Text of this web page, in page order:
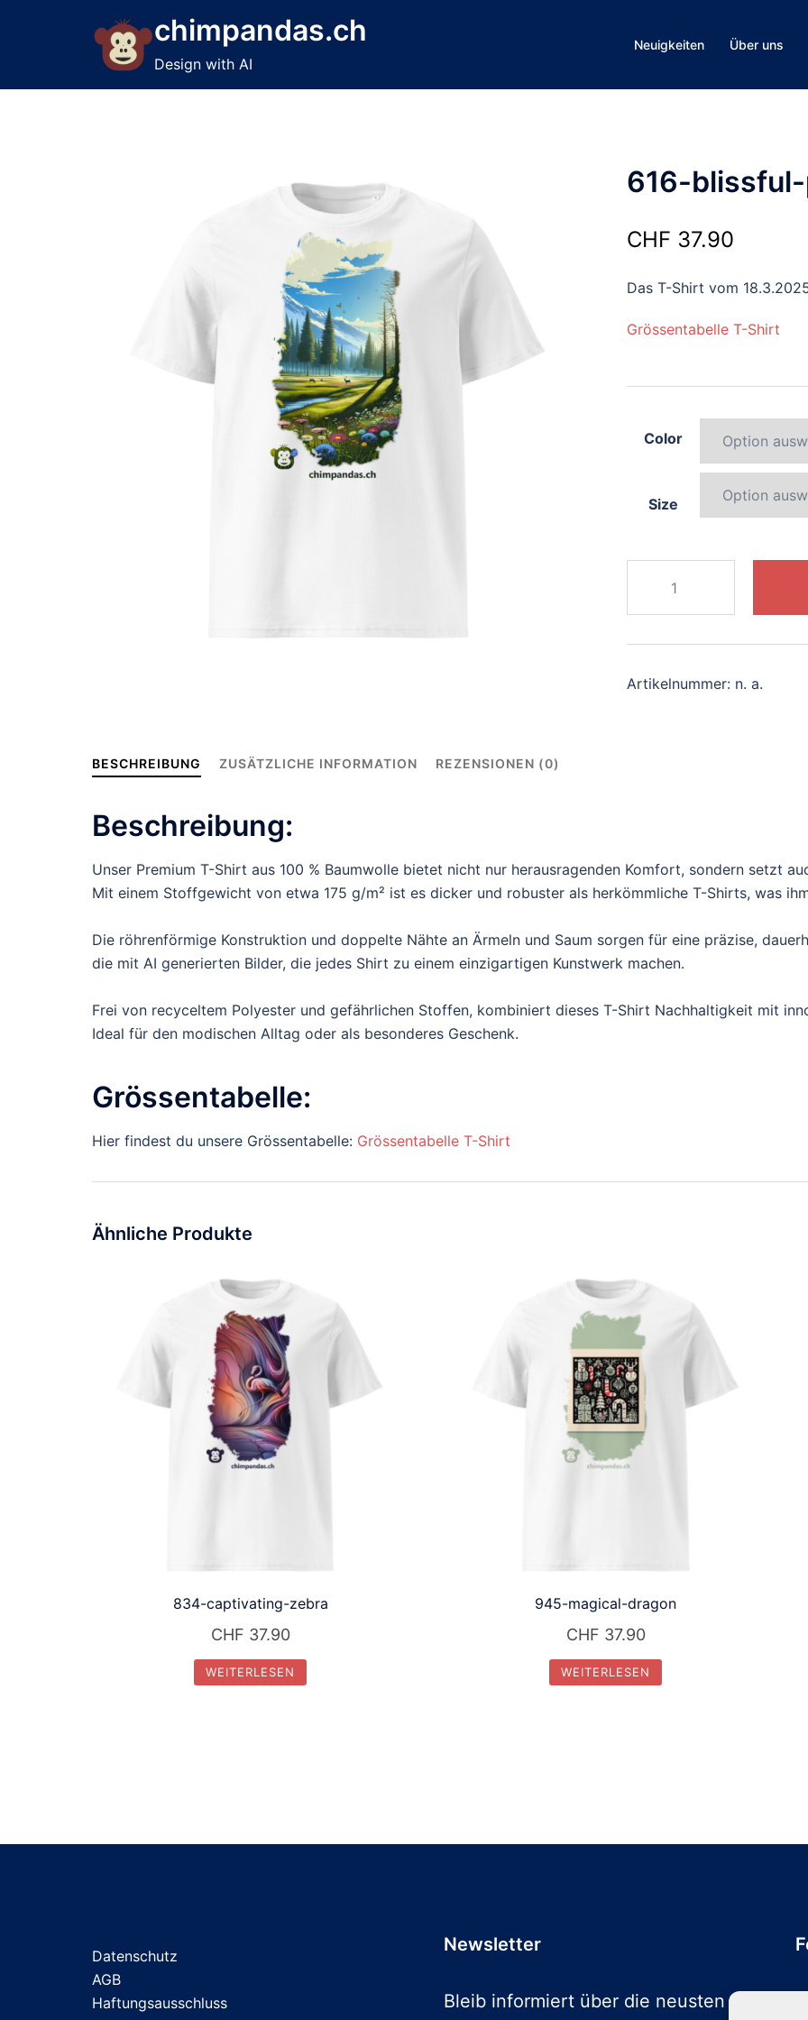
chimpandas.ch
Design with AI
Neuigkeiten Über uns
616-
CHF 37.90
Das T-Shirt vom
Grössentabelle T-Shirt
Color
Size
blissful-
panda
Menge
Artikelnummer: n. a.
BESCHREIBUNG ZUSÄTZLICHE INFORMATION REZENSIONEN (0)
Beschreibung:
Unser Premium T-Shirt aus 100 % Baumwolle bietet nicht nur herausragenden Komfort, sondern setzt
Mit einem Stoffgewicht von etwa 175 g/m² ist es dicker und robuster als herkömmliche T-Shirts, was
Die röhrenförmige Konstruktion und doppelte Nähte an Ärmeln und Saum sorgen für eine präzise,
die mit AI generierten Bilder, die jedes Shirt zu einem einzigartigen Kunstwerk machen.
Frei von recyceltem Polyester und gefährlichen Stoffen, kombiniert dieses T-Shirt Nachhaltigkeit mit
Ideal für den modischen Alltag oder als besonderes Geschenk.
Grössentabelle:
Hier findest du unsere Grössentabelle: Grössentabelle T-Shirt
Ähnliche Produkte
834-captivating-zebra
CHF 37.90
WEITERLESEN
945-magical-dragon
CHF 37.90
WEITERLESEN
Datenschutz
AGB
Haftungsausschluss
Newsletter
Bleib informiert über die neusten